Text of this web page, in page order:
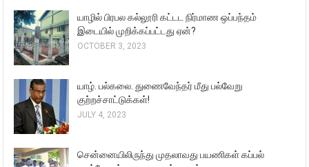
யாழில் பிரபல கல்லூரி கட்டட நிர்மாண ஒப்பந்தம்
இடையில் முறிக்கப்பட்டது ஏன்?
OCTOBER 3, 2023
யாழ். பல்கலை. துணைவேந்தர் மீது பல்வேறு
குற்றச்சாட்டுக்கள்!
JULY 4, 2023
சென்னையிலிருந்து முதலாவது பயணிகள் கப்பல்